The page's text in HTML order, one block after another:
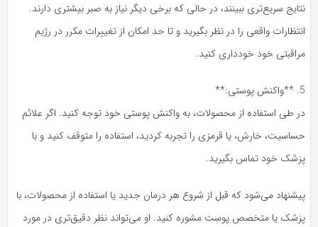
نتایج سریع‌تری ببینند، در حالی که برخی دیگر نیاز به صبر بیشتری دارند.
انتظارات واقعی را در نظر بگیرید و تا حد امکان از تغییرات مکرر در رژیم
مراقبتی خود خودداری کنید.
5. **واکنش پوستی:**
در طی استفاده از محصولات، به واکنش پوستی خود توجه کنید. اگر علائم
حساسیت، خارش، یا قرمزی را تجربه کردید، استفاده را متوقف کنید و با
پزشک خود تماس بگیرید.
پیشنهاد می‌شود که قبل از شروع هر درمان جدید یا استفاده از محصولات، با
پزشک یا متخصص پوست مشوره کنید. او می‌تواند نظر دقیق‌تری در مورد